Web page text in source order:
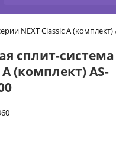
NEXT Classic A (комплект)
сплит-
A (комплект) AS-